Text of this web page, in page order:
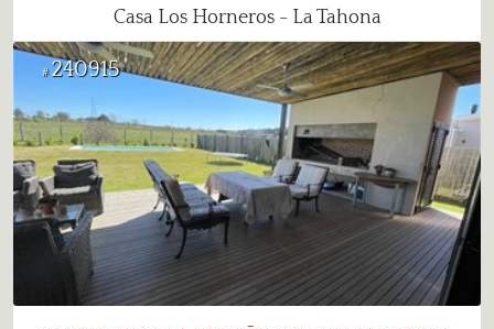
Casa Los Horneros - La Tahona
#240915